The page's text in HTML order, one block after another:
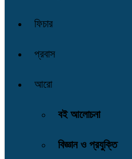
ফিচার
প্রবাস
আরো
বই আলোচনা
বিজ্ঞান ও প্রযুক্তি